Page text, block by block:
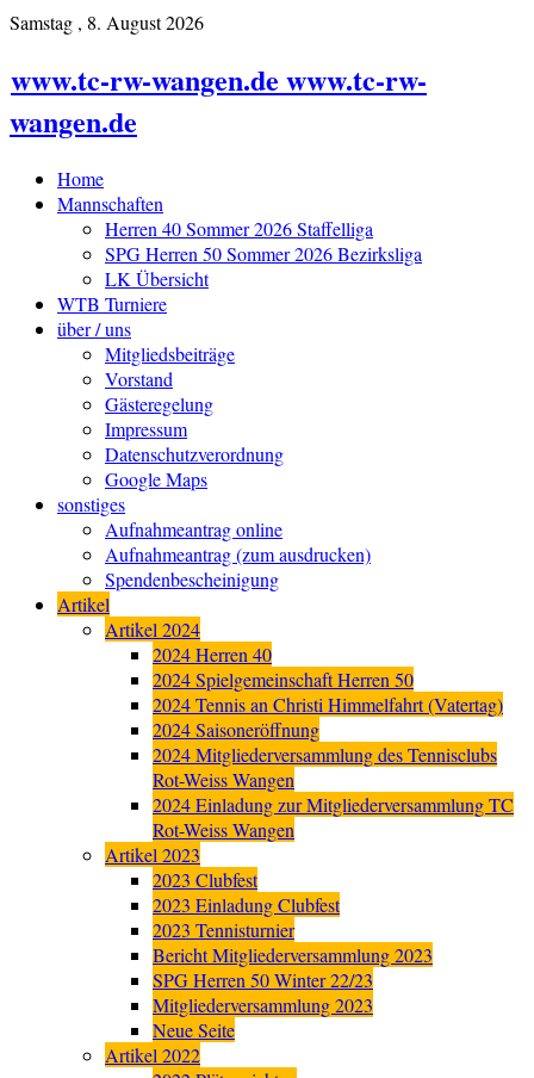
Samstag , 8. August 2026
www.tc-rw-wangen.de www.tc-rw-
wangen.de
Home
Mannschaften
Herren 40 Sommer 2026 Staffelliga
SPG Herren 50 Sommer 2026 Bezirksliga
LK Übersicht
WTB Turniere
über / uns
Mitgliedsbeiträge
Vorstand
Gästeregelung
Impressum
Datenschutzverordnung
Google Maps
sonstiges
Aufnahmeantrag online
Aufnahmeantrag (zum ausdrucken)
Spendenbescheinigung
Artikel
Artikel 2024
2024 Herren 40
2024 Spielgemeinschaft Herren 50
2024 Tennis an Christi Himmelfahrt (Vatertag)
2024 Saisoneröffnung
2024 Mitgliederversammlung des Tennisclubs
Rot-Weiss Wangen
2024 Einladung zur Mitgliederversammlung TC
Rot-Weiss Wangen
Artikel 2023
2023 Clubfest
2023 Einladung Clubfest
2023 Tennisturnier
Bericht Mitgliederversammlung 2023
SPG Herren 50 Winter 22/23
Mitgliederversammlung 2023
Neue Seite
Artikel 2022